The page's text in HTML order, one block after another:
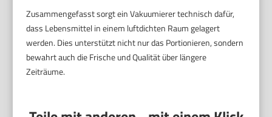
Zusammengefasst sorgt ein Vakuumierer technisch dafür,
dass Lebensmittel in einem luftdichten Raum gelagert
werden. Dies unterstützt nicht nur das Portionieren, sondern
bewahrt auch die Frische und Qualität über längere
Zeiträume.